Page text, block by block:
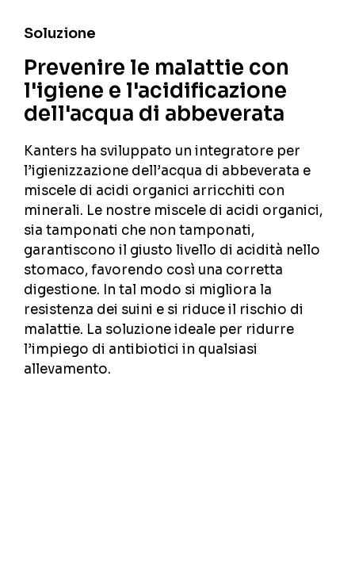
Soluzione
Prevenire le malattie con
l'igiene e l'acidificazione
dell'acqua di abbeverata
Kanters ha sviluppato un integratore per
l’igienizzazione dell’acqua di abbeverata e
miscele di acidi organici arricchiti con
minerali. Le nostre miscele di acidi organici,
sia tamponati che non tamponati,
garantiscono il giusto livello di acidità nello
stomaco, favorendo così una corretta
digestione. In tal modo si migliora la
resistenza dei suini e si riduce il rischio di
malattie. La soluzione ideale per ridurre
l’impiego di antibiotici in qualsiasi
allevamento.